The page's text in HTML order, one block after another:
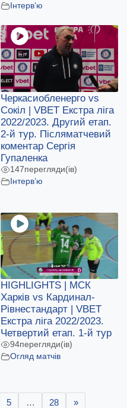
Інтерв’ю
Черкасиобленерго vs
Сокіл | VBET Екстра ліга
2022/2023. Другий етап.
2-й тур. Післяматчевий
коментар Сергія
Гупаленка
147перегляди(ів)
Інтерв’ю
HIGHLIGHTS | МСК
Харків vs Кардинал-
Рівнестандарт | VBET
Екстра ліга 2022/2023.
Четвертий етап. 1-й тур
94перегляди(ів)
Огляд матчів
5 … 28 »